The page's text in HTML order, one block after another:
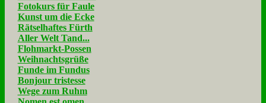
Fotokurs für Faule
Kunst um die Ecke
Rätselhaftes Fürth
Aller Welt Tand...
Flohmarkt-Possen
Weihnachtsgrüße
Funde im Fundus
Bonjour tristesse
Wege zum Ruhm